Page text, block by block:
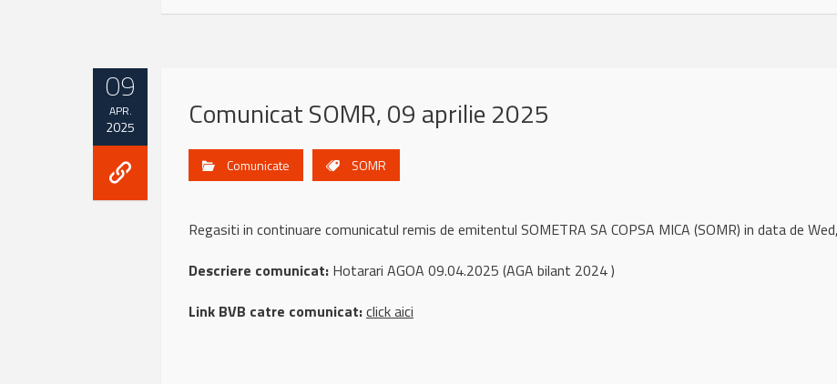
09
APR.
2025 Comunicat SOMR, 09 aprilie 2025
Comunicate SOMR
Regasiti in continuare comunicatul remis de emitentul SOMETRA SA COPSA MICA (SOMR) in data de
Descriere comunicat: Hotarari AGOA 09.04.2025 (AGA bilant 2024 )
Link BVB catre comunicat:click aici